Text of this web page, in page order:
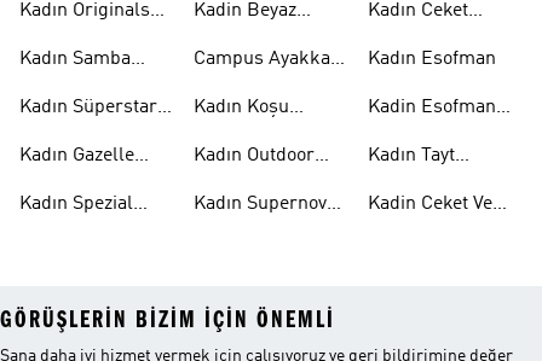
Kadın Originals
Kadın Samba
Kadın Süperstar
Kadın Gazelle
Kadın Spezial
Kadin Beyaz
Campus Ayakkabı
Kadın Koşu
Kadın Outdoor
Kadın Supernova
Kadın Ceket
Kadın Esofman
Kadin Esofman
Kadın Tayt
Kadin Ceket Ve
GÖRÜŞLERIN BIZIM IÇIN ÖNEMLI
Sana daha iyi hizmet vermek için çalışıyoruz ve geri bildirimine değer